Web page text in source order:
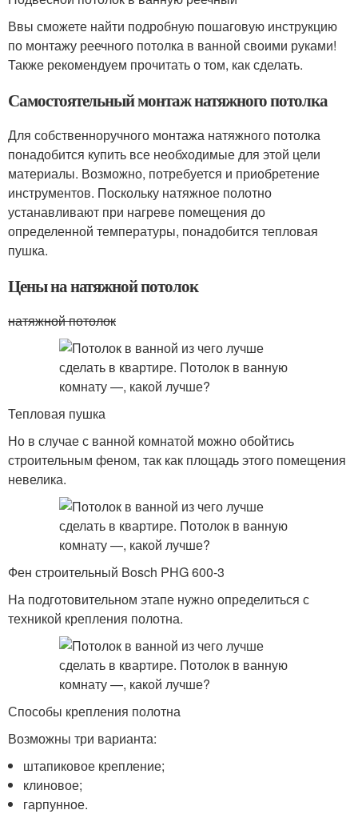
Ввы сможете найти подробную пошаговую инструкцию
по монтажу реечного потолка в ванной своими руками!
Также рекомендуем прочитать о том, как сделать.
Самостоятельный монтаж натяжного потолка
Для собственноручного монтажа натяжного потолка
понадобится купить все необходимые для этой цели
материалы. Возможно, потребуется и приобретение
инструментов. Поскольку натяжное полотно
устанавливают при нагреве помещения до
определенной температуры, понадобится тепловая
пушка.
Цены на натяжной потолок
натяжной потолок
Тепловая пушка
Но в случае с ванной комнатой можно обойтись
строительным феном, так как площадь этого помещения
невелика.
Фен строительный Bosch PHG 600-3
На подготовительном этапе нужно определиться с
техникой крепления полотна.
Способы крепления полотна
Возможны три варианта:
штапиковое крепление;
клиновое;
гарпунное.